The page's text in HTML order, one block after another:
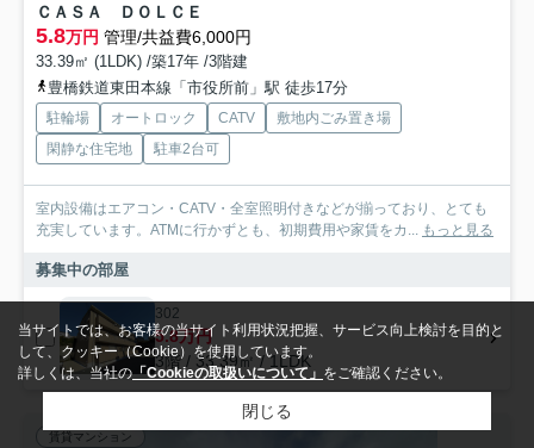
ＣＡＳＡ ＤＯＬＣＥ
5.8万円 管理/共益費6,000円
33.39㎡ (1LDK) /築17年 /3階建
豊橋鉄道東田本線「市役所前」駅 徒歩17分
駐輪場 オートロック CATV
敷地内ごみ置き場
閑静な住宅地
駐車2台可
室内設備はエアコン・CATV・全室照明付きなどが揃っており、とても
充実しています。ATMに行かずとも、初期費用や家賃をカ...
もっと見る
募集中の部屋
302
5.8万円
3階 / 33.39㎡ / 1LDK
賃貸マンション
当サイトでは、お客様の当サイト利用状況把握、サービス向上検討を目的と
して、クッキー（Cookie）を使用しています。
詳しくは、当社の「Cookieの取扱いについて」 をご確認ください。
閉じる